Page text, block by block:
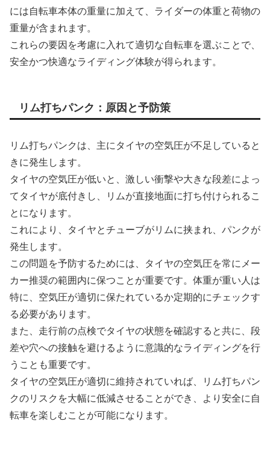
には自転車本体の重量に加えて、ライダーの体重と荷物の
重量が含まれます。
これらの要因を考慮に入れて適切な自転車を選ぶことで、
安全かつ快適なライディング体験が得られます。
リム打ちパンク：原因と予防策
リム打ちパンクは、主にタイヤの空気圧が不足していると
きに発生します。
タイヤの空気圧が低いと、激しい衝撃や大きな段差によっ
てタイヤが底付きし、リムが直接地面に打ち付けられるこ
とになります。
これにより、タイヤとチューブがリムに挟まれ、パンクが
発生します。
この問題を予防するためには、タイヤの空気圧を常にメー
カー推奨の範囲内に保つことが重要です。体重が重い人は
特に、空気圧が適切に保たれているか定期的にチェックす
る必要があります。
また、走行前の点検でタイヤの状態を確認すると共に、段
差や穴への接触を避けるように意識的なライディングを行
うことも重要です。
タイヤの空気圧が適切に維持されていれば、リム打ちパン
クのリスクを大幅に低減させることができ、より安全に自
転車を楽しむことが可能になります。